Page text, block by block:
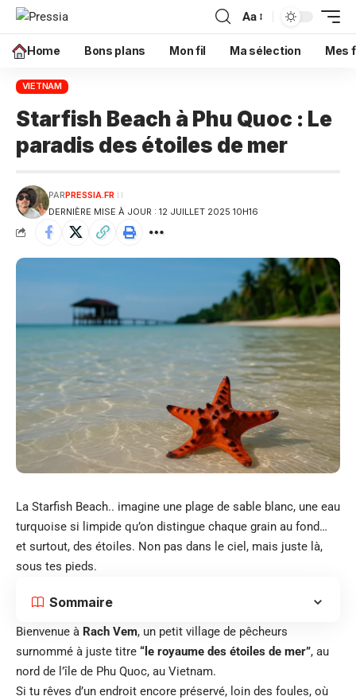
Aa
Home Bons plans Mon fil Ma sélection Mes
VIETNAM
Starfish Beach à Phu Quoc : Le
paradis des étoiles de mer
DERNIÈRE MISE À JOUR : 12 JUILLET 2025 10H16
PARPRESSIA.FR
La Starfish Beach.. imagine une plage de sable blanc, une eau
turquoise si limpide qu’on distingue chaque grain au fond…
et surtout, des étoiles. Non pas dans le ciel, mais juste là,
sous tes pieds.
Sommaire
Bienvenue à Rach Vem, un petit village de pêcheurs
surnommé à juste titre “le royaume des étoiles de mer”, au
nord de l’île de Phu Quoc, au Vietnam.
Si tu rêves d’un endroit encore préservé, loin des foules, où